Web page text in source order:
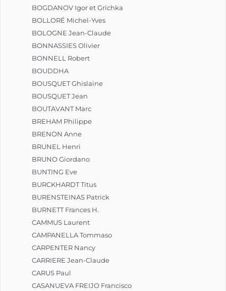
BOGDANOV Igor et Grichka
BOLLORÉ Michel-Yves
BOLOGNE Jean-Claude
BONNASSIES Olivier
BONNELL Robert
BOUDDHA
BOUSQUET Ghislaine
BOUSQUET Jean
BOUTAVANT Marc
BREHAM Philippe
BRENON Anne
BRUNEL Henri
BRUNO Giordano
BUNTING Eve
BURCKHARDT Titus
BURENSTEINAS Patrick
BURNETT Frances H.
CAMMUS Laurent
CAMPANELLA Tommaso
CARPENTER Nancy
CARRIERE Jean-Claude
CARUS Paul
CASANUEVA FREIJO Francisco